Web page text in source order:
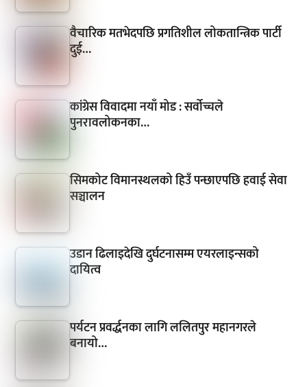
वैचारिक मतभेदपछि प्रगतिशील लोकतान्त्रिक पार्टी
दुई…
कांग्रेस विवादमा नयाँ मोड : सर्वोच्चले
पुनरावलोकनका…
सिमकोट विमानस्थलको हिउँ पन्छाएपछि हवाई सेवा
सञ्चालन
उडान ढिलाइदेखि दुर्घटनासम्म एयरलाइन्सको
दायित्व
पर्यटन प्रवर्द्धनका लागि ललितपुर महानगरले
बनायो…